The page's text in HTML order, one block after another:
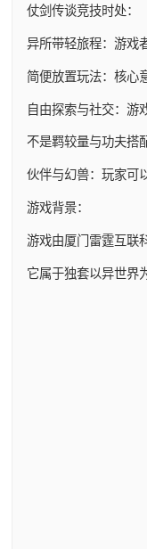
仗剑传谈竞技时处：
异所带轻旅程：游戏
简便放置玩法：核心
自由探索与社交：游
不是羁较量与功夫搭
伙伴与幻兽：玩家可
游戏背景：
游戏由厦门雷霆互联
它属于独套以异世界